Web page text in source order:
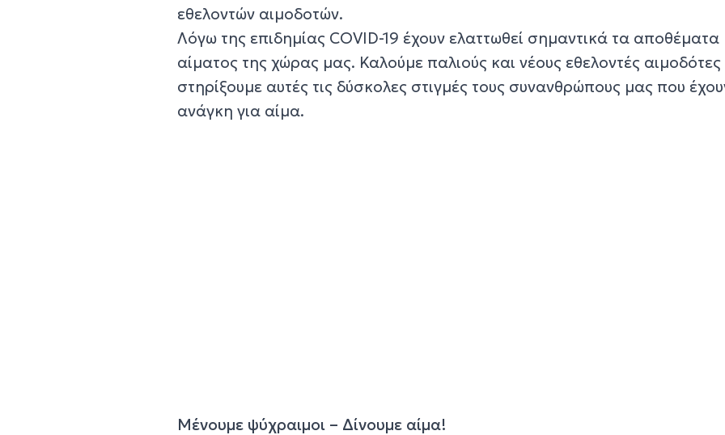
εθελοντών αιμοδοτών.
Λόγω της επιδημίας COVID-19 έχουν ελαττωθεί σημαντικά τα αποθέματα
αίματος της χώρας μας. Καλούμε παλιούς και νέους εθελοντές αιμοδότες
στηρίξουμε αυτές τις δύσκολες στιγμές τους συνανθρώπους μας που
ανάγκη για αίμα.
Μένουμε ψύχραιμοι – Δίνουμε αίμα!